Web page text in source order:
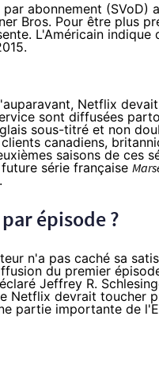
abonnement (SVoD)
Bros. Pour être plus
L'Américain
Netflix
sont diffusées
sous-titré et non
clients canadiens,
saisons de ces
série française
épisode ?
n'a pas caché sa
du premier
Jeffrey R.
Netflix devrait toucher
partie importante de